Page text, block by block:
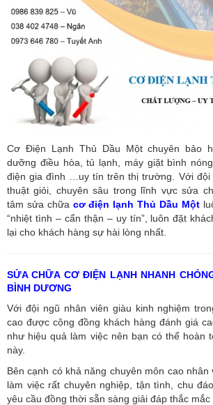
Cơ Điện Lạnh Thủ Dầu Một chuyên bảo
dưỡng điều hòa, tủ lạnh, máy giặt bình
điện gia đình …uy tín trên thị trường. Với đội
thuật giỏi, chuyên sâu trong lĩnh vực sửa
tâm sửa chữa cơ điện lạnh Thủ Dầu Một
“nhiệt tình – cẩn thận – uy tín”, luôn đặt
lại cho khách hàng sự hài lòng nhất.
SỬA CHỮA CƠ ĐIỆN LẠNH NHANH
BÌNH DƯƠNG
Với đội ngũ nhân viên giàu kinh nghiệm
cao được cộng đồng khách hàng đánh giá
như hiệu quả làm việc nên bạn có thể hoàn
này.
Bên cạnh có khả năng chuyên môn cao
làm việc rất chuyên nghiệp, tận tình, chu
yêu cầu đồng thời sẵn sàng giải đáp thắc mắc